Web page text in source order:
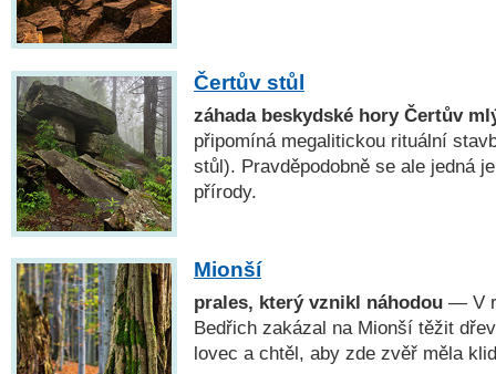
Čertův stůl
záhada beskydské hory Čertův
připomíná megalitickou rituální
stůl). Pravděpodobně se ale jedná
přírody.
Mionší
prales, který vznikl náhodou — V
Bedřich zakázal na Mionší těžit
lovec a chtěl, aby zde zvěř měla